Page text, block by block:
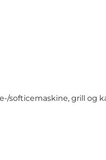
softicemaskine, grill og